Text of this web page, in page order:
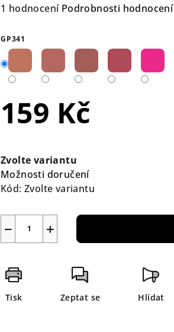
Průměrné
produktu
5,0
hvězdiček.
1 hodnocení Podrobnosti hodnocení
GP341
159 Kč
cena:
Zvolte variantu
Možnosti doručení
Kód: Zvolte variantu
+
−
Tisk Zeptat se Hlídat